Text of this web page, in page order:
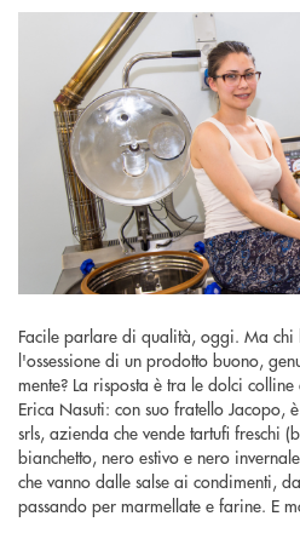
Facile parlare di qualità, oggi. Ma chi
l'ossessione di un prodotto buono,
mente? La risposta è tra le dolci
Erica Nasuti: con suo fratello Jacopo,
srls, azienda che vende tartufi freschi
bianchetto, nero estivo e nero
che vanno dalle salse ai condimenti,
passando per marmellate e farine. E